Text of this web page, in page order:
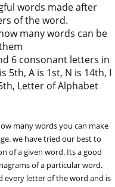
words made after
of the word.
many words can be
6 consonant letters in
5th, A is 1st, N is 14th, I
Letter of Alphabet
many words you can make
we have tried our best to
of a given word. Its a good
of a particular word.
every letter of the word and is